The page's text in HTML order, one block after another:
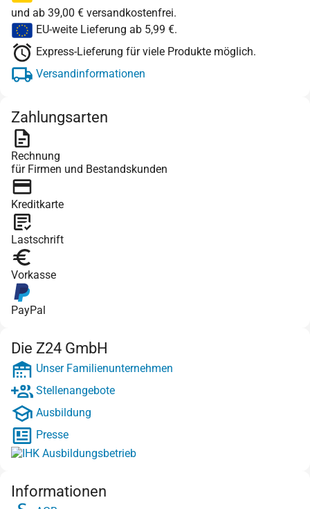
und ab 39,00 € versandkostenfrei.
EU-weite Lieferung ab 5,99 €.
Express-Lieferung für viele Produkte möglich.
Versandinformationen
Zahlungsarten
Rechnung
für Firmen und Bestandskunden
Kreditkarte
Lastschrift
Vorkasse
PayPal
Die Z24 GmbH
Unser Familienunternehmen
Stellenangebote
Ausbildung
Presse
Informationen